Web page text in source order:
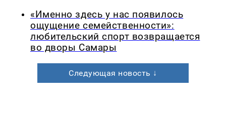
«Именно здесь у нас появилось
ощущение семейственности»:
любительский спорт возвращается
во дворы Самары
Следующая новость ↓